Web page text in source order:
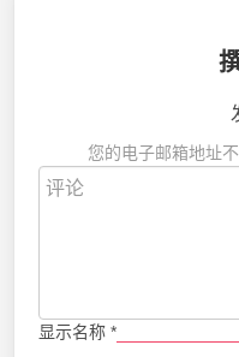
您的电子邮箱地址不
显示名称 *